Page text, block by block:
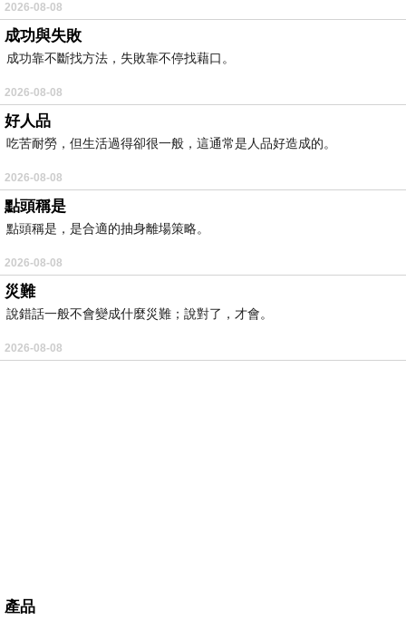
2026-08-08
成功與失敗
成功靠不斷找方法，失敗靠不停找藉口。
2026-08-08
好人品
吃苦耐勞，但生活過得卻很一般，這通常是人品好造成的。
2026-08-08
點頭稱是
點頭稱是，是合適的抽身離場策略。
2026-08-08
災難
說錯話一般不會變成什麼災難；說對了，才會。
2026-08-08
產品